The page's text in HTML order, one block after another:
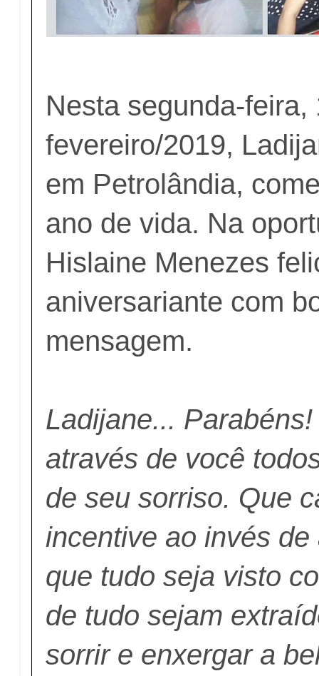
Nesta segunda-feira,
fevereiro/2019,
em Petrolândia,
ano de vida. Na
Hislaine Menezes
aniversariante com
mensagem.
Ladijane...
através de você
de seu sorriso. Que
incentive ao invés de
que tudo seja visto
de tudo sejam
sorrir e enxergar a